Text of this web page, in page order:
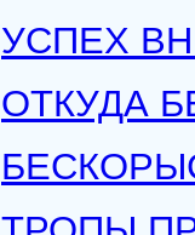
УСПЕХ
ОТКУДА